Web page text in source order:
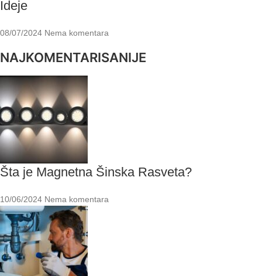
Ideje
08/07/2024 Nema komentara
NAJKOMENTARISANIJE
Šta je Magnetna Šinska Rasveta?
10/06/2024 Nema komentara